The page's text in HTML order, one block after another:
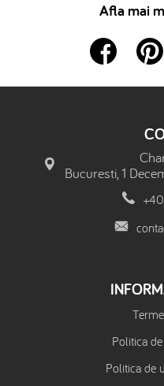
Afla mai
Bucuresti, 1
Politica
Politica de